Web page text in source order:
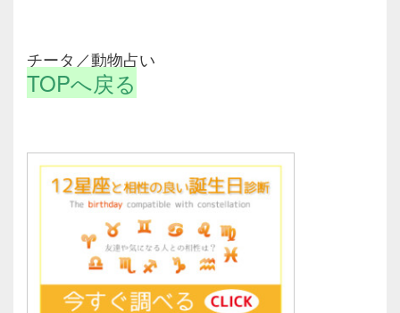
チータ／動物占い
TOPへ戻る